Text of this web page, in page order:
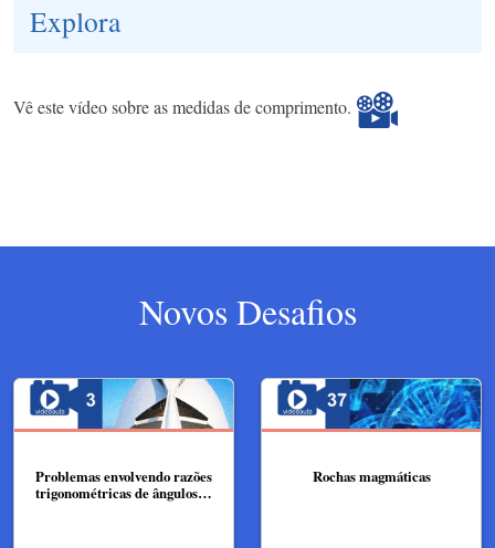
Explora
Vê este vídeo sobre as medidas de comprimento.
Novos Desafios
Problemas envolvendo razões
trigonométricas de ângulos…
Rochas magmáticas